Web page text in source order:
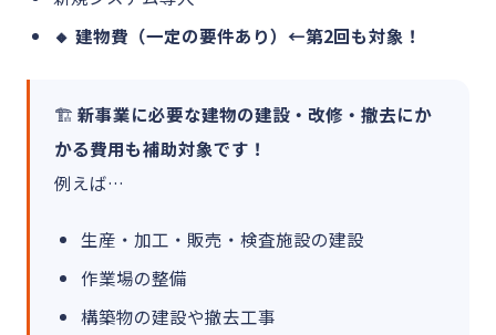
🔸 建物費（一定の要件あり）←第2回も対象！
🏗 新事業に必要な建物の建設・改修・撤去にか
かる費用も補助対象です！
例えば…
生産・加工・販売・検査施設の建設
作業場の整備
構築物の建設や撤去工事